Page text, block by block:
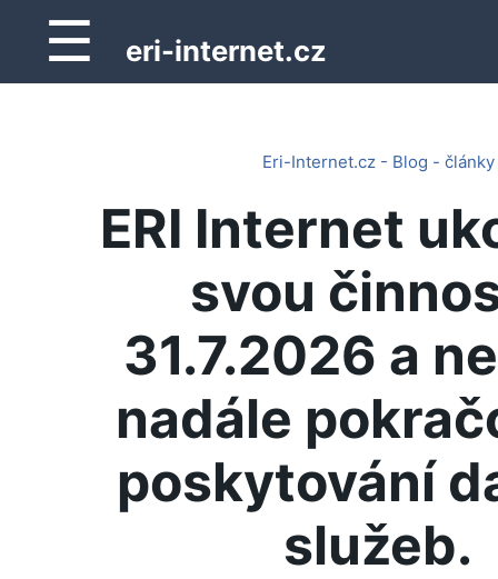
☰ eri-internet.cz
Eri-Internet.cz - Blog - články
ERI Internet
svou
31.7.2026 a
nadále
poskytování
služeb.